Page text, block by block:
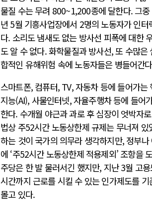
물질 수는 무려 800~1,200종에 달한다. 그
년 5월 기흥사업장에서 2명의 노동자가 인
다. 소리도 냄새도 없는 방사선 피폭에 대한
도 알 수 없다. 화학물질과 방사선, 또 수많
합적인 유해위험 속에 노동자들은 병들어간
스마트폰, 컴퓨터, TV, 자동차 등에 들어가
지능(AI), 사물인터넷, 자율주행차 등에 들어
한다. 수개월 야근과 과로 후 심장이 엇박자
법상 주52시간 노동상한제 규제는 무너져
하는 것이 국가의 의무라 생각하지만, 정부
에 ‘주52시간 노동상한제 적용제외’ 조항을
주당은 한 발 물러서긴 했지만, 지난 3월 고
시간까지 근로를 시킬 수 있는 인가제도를
몰고 있다.